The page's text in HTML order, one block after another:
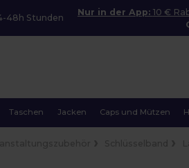
48h Stunden
Nur in der App: 10 €
Taschen Jacken Caps und Mützen